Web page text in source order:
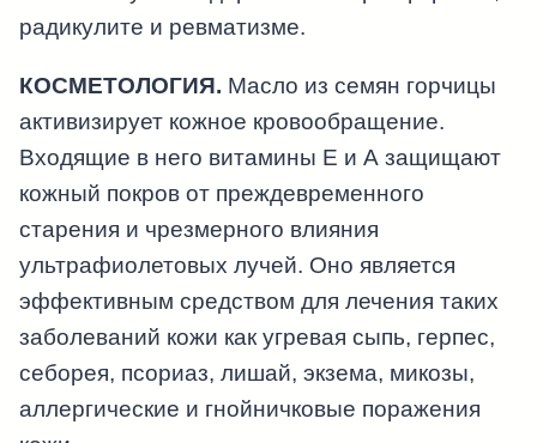
радикулите и ревматизме.
КОСМЕТОЛОГИЯ. Масло из семян горчицы
активизирует кожное кровообращение.
Входящие в него витамины E и А защищают
кожный покров от преждевременного
старения и чрезмерного влияния
ультрафиолетовых лучей. Оно является
эффективным средством для лечения таких
заболеваний кожи как угревая сыпь, герпес,
себорея, псориаз, лишай, экзема, микозы,
аллергические и гнойничковые поражения